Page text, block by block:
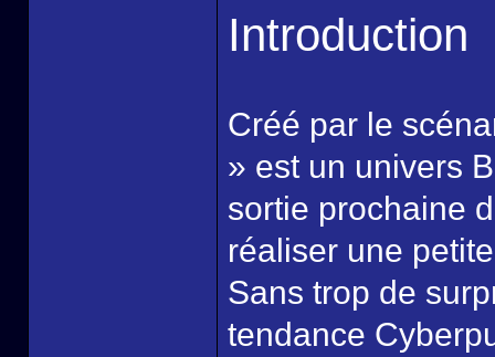
Introduction
Créé par le
» est un univers
sortie prochaine
réaliser une
Sans trop de
tendance